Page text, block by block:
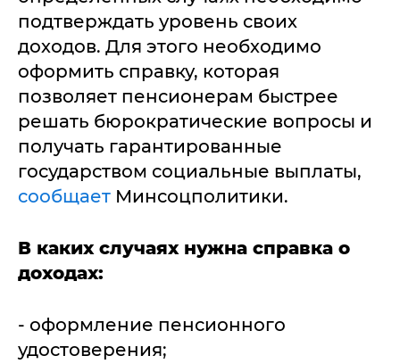
подтверждать уровень своих
доходов. Для этого необходимо
оформить справку, которая
позволяет пенсионерам быстрее
решать бюрократические вопросы и
получать гарантированные
государством социальные выплаты,
сообщает Минсоцполитики.
В каких случаях нужна справка о
доходах:
- оформление пенсионного
удостоверения;